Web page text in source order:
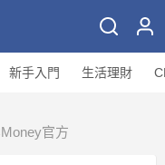
新手入門 生活理財
官方